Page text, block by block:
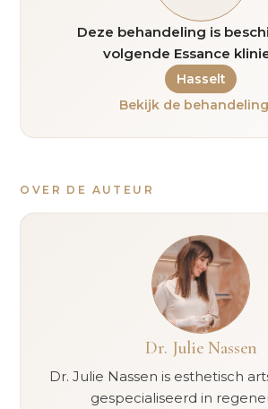
Deze behandeling is
volgende Essance
Hasselt
Bekijk de behandeling
OVER DE AUTEUR
Dr. Julie Nassen
Dr. Julie Nassen is esthetisch
gespecialiseerd in